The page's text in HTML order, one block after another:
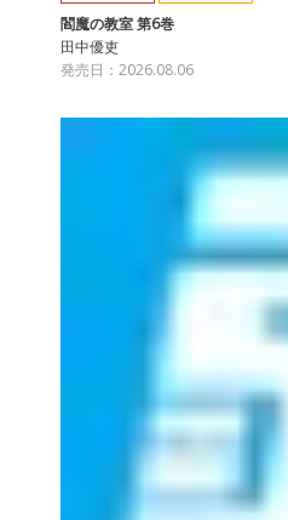
閻魔の教室 第6巻
田中優吏
発売日：2026.08.06